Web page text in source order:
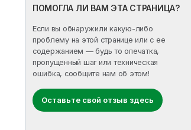
ПОМОГЛА ЛИ ВАМ ЭТА СТРАНИЦА?
Если вы обнаружили какую-либо
проблему на этой странице или с ее
содержанием — будь то опечатка,
пропущенный шаг или техническая
ошибка, сообщите нам об этом!
Оставьте свой отзыв здесь